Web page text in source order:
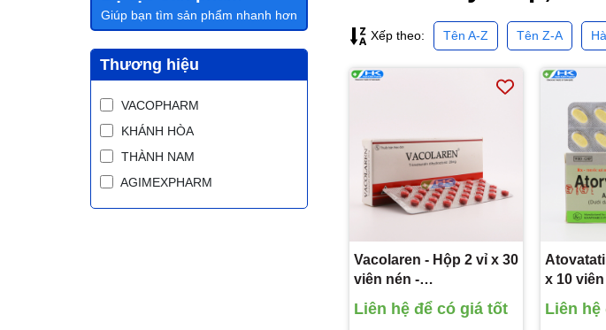
Giúp bạn tìm sản phẩm nhanh hơn
Thương hiệu
VACOPHARM
KHÁNH HÒA
THÀNH NAM
AGIMEXPHARM
Xếp theo: Tên A-Z Tên Z-A
Vacolaren - Hộp 2 vỉ x 30
viên nén -
Vacopharm(Trimetazidin
dihydroclorid 20mg)
Liên hệ để có giá tốt
x 10
Liên hệ